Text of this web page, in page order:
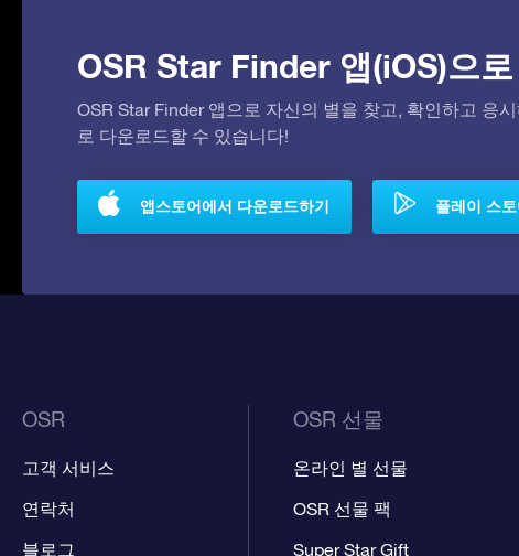
OSR Star Finder 앱(iOS)으
OSR Star Finder 앱으로 자신의 별을 찾고, 확인하고 응시
로 다운로드할 수 있습니다!
앱스토어에서 다운로드하기 플레이 스
OSR
고객 서비스
연락처
블로그
OSR 선물
온라인 별 선물
OSR 선물 팩
Super Star Gift